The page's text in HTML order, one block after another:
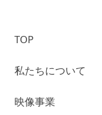
TOP
私たちについて
映像事業